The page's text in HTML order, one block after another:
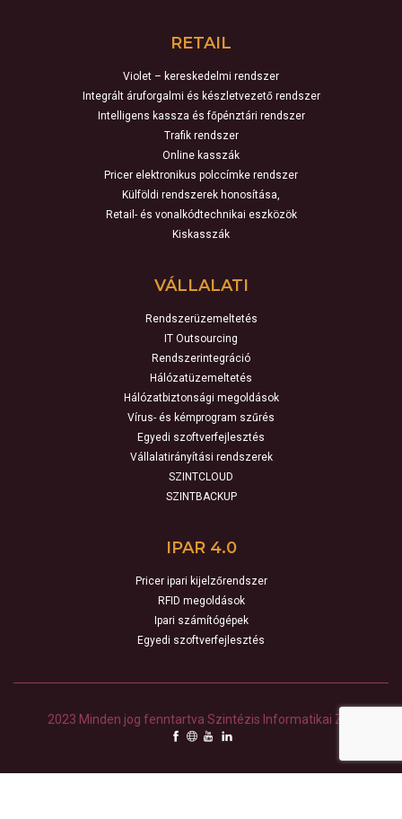
RETAIL
Violet – kereskedelmi rendszer
Integrált áruforgalmi és készletvezető rendszer
Intelligens kassza és főpénztári rendszer
Trafik rendszer
Online kasszák
Pricer elektronikus polccímke rendszer
Külföldi rendszerek honosítása,
Retail- és vonalkódtechnikai eszközök
Kiskasszák
VÁLLALATI
Rendszerüzemeltetés
IT Outsourcing
Rendszerintegráció
Hálózatüzemeltetés
Hálózatbiztonsági megoldások
Vírus- és kémprogram szűrés
Egyedi szoftverfejlesztés
Vállalatirányítási rendszerek
SZINTCLOUD
SZINTBACKUP
IPAR 4.0
Pricer ipari kijelzőrendszer
RFID megoldások
Ipari számítógépek
Egyedi szoftverfejlesztés
2023 Minden jog fenntartva Szintézis Informatikai Zrt.